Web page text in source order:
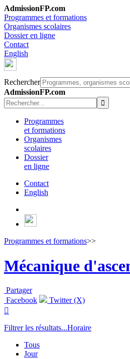
AdmissionFP.com
Programmes et formations
Organismes scolaires
Dossier en ligne
Contact
English
Rechercher
AdmissionFP.com
Programmes
et formations
Organismes
scolaires
Dossier
en ligne
Contact
English
Programmes et formations>>
Mécanique
Partager
Facebook
Twitter (X)

Filtrer les résultats...Horaire
Tous
Jour